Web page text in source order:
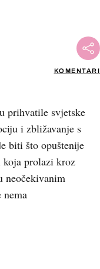
KOMENTARI
prihvatile svjetske
i zbližavanje s
biti što opuštenije
koja prolazi kroz
neočekivanim
nema